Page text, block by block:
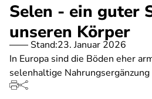
Selen - ein guter
unseren Körper
Stand:23. Januar 2026
In Europa sind die Böden eher
selenhaltige